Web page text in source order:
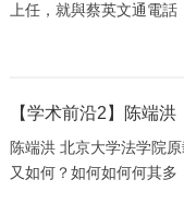
上任，就與蔡英文通電
基本上贊同，可是亦有
【学术前沿2】陈端洪
陈端洪 北京大学法学院
又如何？如何如何何其